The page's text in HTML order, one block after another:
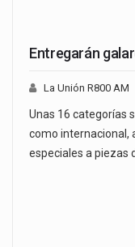
Entregarán
La Unión R800 AM
Unas 16 categorías
como internacional,
especiales a piezas